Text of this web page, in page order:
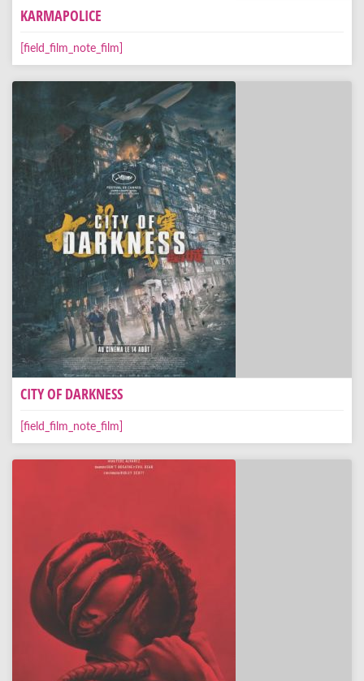
KARMAPOLICE
[field_film_note_film]
CITY OF DARKNESS
[field_film_note_film]